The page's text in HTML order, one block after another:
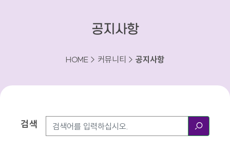
공지사항
HOME > 커뮤니티 > 공지사항
검색방법
검색